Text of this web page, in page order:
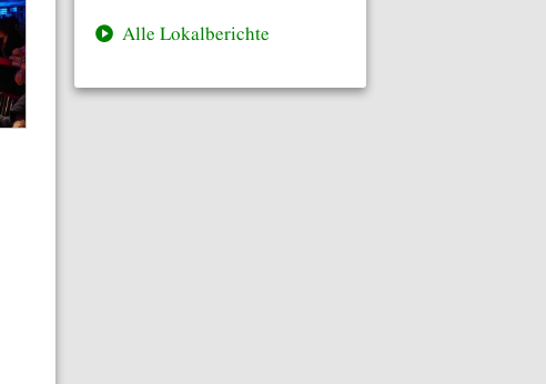
Alle Lokalberichte